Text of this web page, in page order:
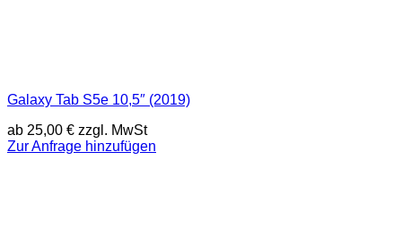
Galaxy Tab S5e 10,5″ (2019)
ab 25,00 € zzgl. MwSt
Zur Anfrage hinzufügen